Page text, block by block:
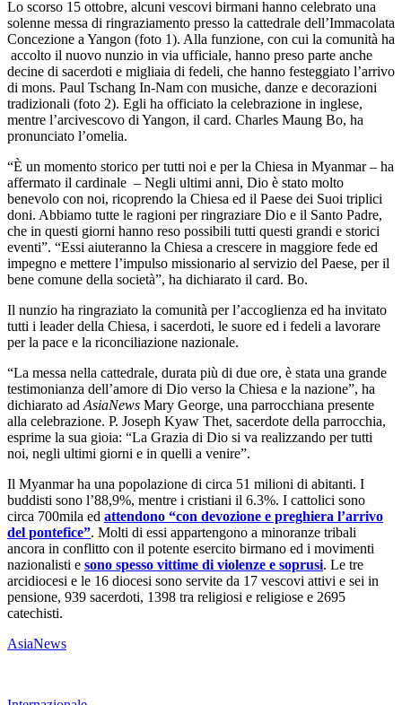
Lo scorso 15 ottobre, alcuni vescovi birmani hanno celebrato una
solenne messa di ringraziamento presso la cattedrale dell’Immacolata
Concezione a Yangon (foto 1). Alla funzione, con cui la comunità ha
accolto il nuovo nunzio in via ufficiale, hanno preso parte anche
decine di sacerdoti e migliaia di fedeli, che hanno festeggiato l’arrivo
di mons. Paul Tschang In-Nam con musiche, danze e decorazioni
tradizionali (foto 2). Egli ha officiato la celebrazione in inglese,
mentre l’arcivescovo di Yangon, il card. Charles Maung Bo, ha
pronunciato l’omelia.
“È un momento storico per tutti noi e per la Chiesa in Myanmar – ha
affermato il cardinale – Negli ultimi anni, Dio è stato molto
benevolo con noi, ricoprendo la Chiesa ed il Paese dei Suoi triplici
doni. Abbiamo tutte le ragioni per ringraziare Dio e il Santo Padre,
che in questi giorni hanno reso possibili tutti questi grandi e storici
eventi”. “Essi aiuteranno la Chiesa a crescere in maggiore fede ed
impegno e mettere l’impulso missionario al servizio del Paese, per il
bene comune della società”, ha dichiarato il card. Bo.
Il nunzio ha ringraziato la comunità per l’accoglienza ed ha invitato
tutti i leader della Chiesa, i sacerdoti, le suore ed i fedeli a lavorare
per la pace e la riconciliazione nazionale.
“La messa nella cattedrale, durata più di due ore, è stata una grande
testimonianza dell’amore di Dio verso la Chiesa e la nazione”, ha
dichiarato ad AsiaNews Mary George, una parrocchiana presente
alla celebrazione. P. Joseph Kyaw Thet, sacerdote della parrocchia,
esprime la sua gioia: “La Grazia di Dio si va realizzando per tutti
noi, negli ultimi giorni e in quelli a venire”.
Il Myanmar ha una popolazione di circa 51 milioni di abitanti. I
buddisti sono l’88,9%, mentre i cristiani il 6.3%. I cattolici sono
circa 700mila ed attendono “con devozione e preghiera l’arrivo
del pontefice”. Molti di essi appartengono a minoranze tribali
ancora in conflitto con il potente esercito birmano ed i movimenti
nazionalisti e sono spesso vittime di violenze e soprusi. Le tre
arcidiocesi e le 16 diocesi sono servite da 17 vescovi attivi e sei in
pensione, 939 sacerdoti, 1398 tra religiosi e religiose e 2695
catechisti.
AsiaNews